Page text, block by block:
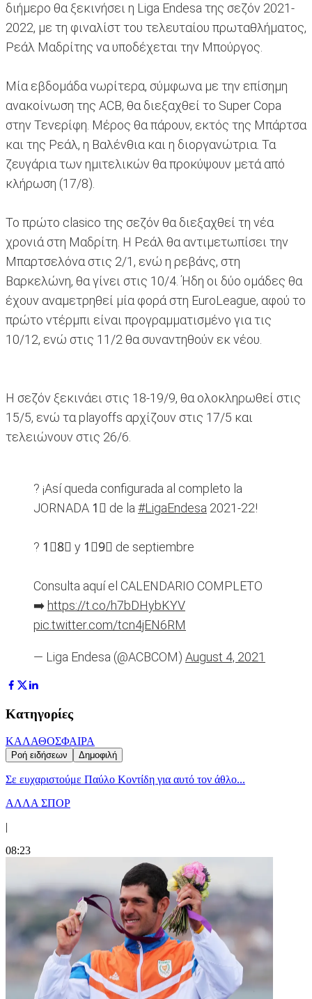
διήμερο θα ξεκινήσει η Liga Endesa της σεζόν 2021-
2022, με τη φιναλίστ του τελευταίου πρωταθλήματος,
Ρεάλ Μαδρίτης να υποδέχεται την Μπούργος.
Μία εβδομάδα νωρίτερα, σύμφωνα με την επίσημη
ανακοίνωση της ACB, θα διεξαχθεί το Super Copa
στην Τενερίφη. Μέρος θα πάρουν, εκτός της Μπάρτσα
και της Ρεάλ, η Βαλένθια και η διοργανώτρια. Τα
ζευγάρια των ημιτελικών θα προκύψουν μετά από
κλήρωση (17/8).
Το πρώτο clasico της σεζόν θα διεξαχθεί τη νέα
χρονιά στη Μαδρίτη. Η Ρεάλ θα αντιμετωπίσει την
Μπαρτσελόνα στις 2/1, ενώ η ρεβάνς, στη
Βαρκελώνη, θα γίνει στις 10/4. Ήδη οι δύο ομάδες θα
έχουν αναμετρηθεί μία φορά στη EuroLeague, αφού το
πρώτο ντέρμπι είναι προγραμματισμένο για τις
10/12, ενώ στις 11/2 θα συναντηθούν εκ νέου.
Η σεζόν ξεκινάει στις 18-19/9, θα ολοκληρωθεί στις
15/5, ενώ τα playoffs αρχίζουν στις 17/5 και
τελειώνουν στις 26/6.
? ¡Así queda configurada al completo la
JORNADA 1⃣ de la#LigaEndesa 2021-22!
? 1⃣8⃣ y 1⃣9⃣ de septiembre
Consulta aquí el CALENDARIO COMPLETO
➡️ https://t.co/h7bDHybKYV
pic.twitter.com/tcn4jEN6RM
— Liga Endesa (@ACBCOM) August 4, 2021
Κατηγορίες
ΚΑΛΑΘΟΣΦΑΙΡΑ
Ροή ειδήσεων Δημοφιλή
Σε ευχαριστούμε Παύλο Κοντίδη για αυτό τον άθλο...
ΑΛΛΑ ΣΠΟΡ
|
08:23